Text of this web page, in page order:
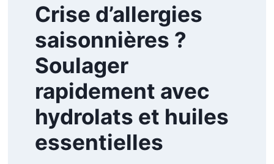
Crise d’allergies
saisonnières ?
Soulager
rapidement avec
hydrolats et huiles
essentielles